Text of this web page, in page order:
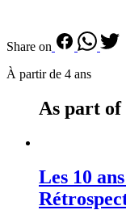
Share on
À partir de 4 ans
As part of
Les 10